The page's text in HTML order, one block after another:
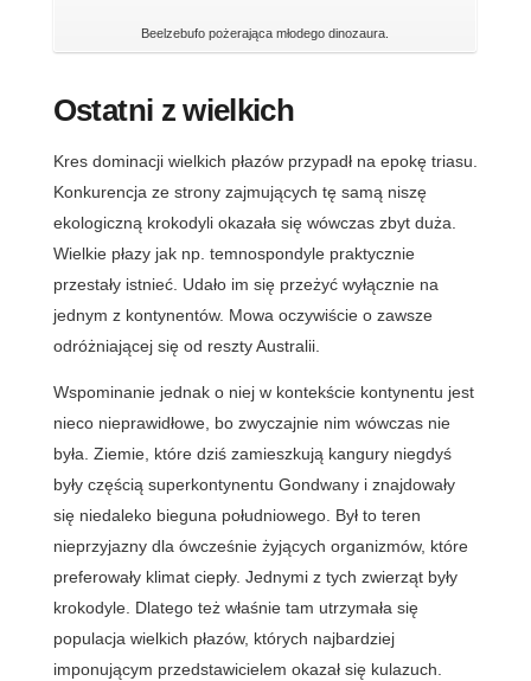
Beelzebufo pożerająca młodego dinozaura.
Ostatni z wielkich
Kres dominacji wielkich płazów przypadł na epokę triasu.
Konkurencja ze strony zajmujących tę samą niszę
ekologiczną krokodyli okazała się wówczas zbyt duża.
Wielkie płazy jak np. temnospondyle praktycznie
przestały istnieć. Udało im się przeżyć wyłącznie na
jednym z kontynentów. Mowa oczywiście o zawsze
odróżniającej się od reszty Australii.
Wspominanie jednak o niej w kontekście kontynentu jest
nieco nieprawidłowe, bo zwyczajnie nim wówczas nie
była. Ziemie, które dziś zamieszkują kangury niegdyś
były częścią superkontynentu Gondwany i znajdowały
się niedaleko bieguna południowego. Był to teren
nieprzyjazny dla ówcześnie żyjących organizmów, które
preferowały klimat ciepły. Jednymi z tych zwierząt były
krokodyle. Dlatego też właśnie tam utrzymała się
populacja wielkich płazów, których najbardziej
imponującym przedstawicielem okazał się kulazuch.